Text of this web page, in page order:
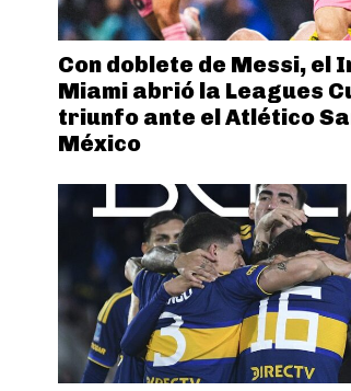
Con doblete de Messi, el
Miami abrió la Leagues
triunfo ante el Atlético
México